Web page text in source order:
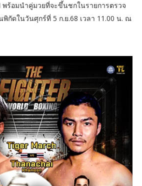
พร้อมนำคู่มวยที่จะขึ้นชกในรายการตรวจ
กัดในวันศุกร์ที่ 5 ก.ย.68 เวลา 11.00 น. ณ